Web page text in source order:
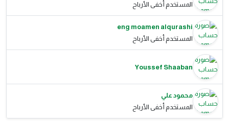
المستخدم أخفى الأرباح
eng moamen alqurashi
المستخدم أخفى الأرباح
Youssef Shaaban
محمود علي
المستخدم أخفى الأرباح